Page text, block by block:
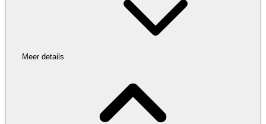
Meer details